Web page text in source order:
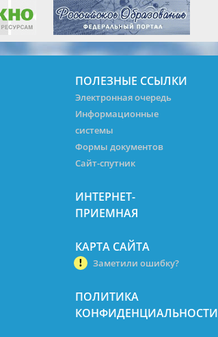
ПОЛЕЗНЫЕ ССЫЛКИ
Электронная очередь
Информационные
системы
Формы документов
Сайт-спутник
ИНТЕРНЕТ-
ПРИЕМНАЯ
КАРТА САЙТА
Заметили ошибку?
ПОЛИТИКА
КОНФИДЕНЦИАЛЬНОСТИ